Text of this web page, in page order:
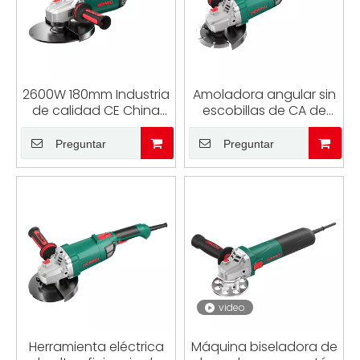
2600W 180mm Industria
de calidad CE China
hizo amoladora
angular de motor sin
escobillas de CA con
cable de gran potencia
Preguntar
Amoladora angular sin
escobillas de CA de
150MM de alta calidad y
alta resistencia de
2000W, máquina
cortadora Industrial de
Preguntar
Herramienta eléctrica
video
Máquina biseladora de